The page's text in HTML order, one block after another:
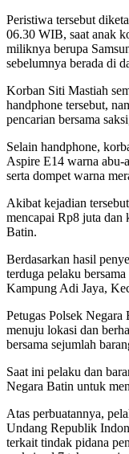
Peristiwa tersebut
06.30 WIB, saat anak
miliknya berupa
sebelumnya berada di
Korban Siti Mastiah
handphone tersebut,
pencarian bersama
Selain handphone,
Aspire E14 warna abu-
serta dompet warna
Akibat kejadian
mencapai Rp8 juta dan
Batin.
Berdasarkan hasil
terduga pelaku
Kampung Adi Jaya,
Petugas Polsek
menuju lokasi dan
bersama sejumlah
Saat ini pelaku dan
Negara Batin untuk
Atas perbuatannya,
Undang Republik
terkait tindak pidana